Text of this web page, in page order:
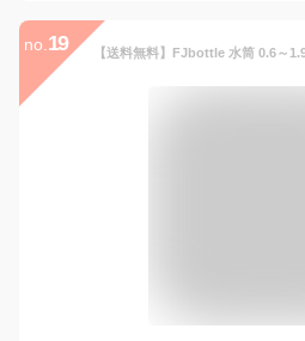
no. 19